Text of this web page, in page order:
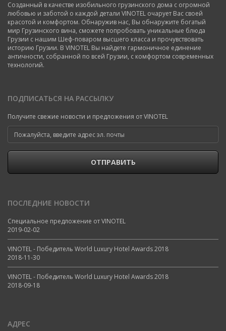
Созданный в качестве изобильного грузинского дома с огромной
любовью и заботой о каждой детали VINOTEL очарует Вас своей
красотой и комфортом. Обнаружив нас, Вы обнаружите богатый
мир Грузинского вина, сможете попробовать уникальные блюда
Грузии с нашим Шеф-поваром высшего класса и прочувствовать
историю Грузии. В VINOTEL Вы найдете гармоничное единение
античности, собранной по всей Грузии, с комфортом современных
технологий.
ПОДПИСАТЬСЯ НА РАССЫЛКУ
Получите свежие новости и предложения от VINOTEL
ОТПРАВИТЬ
ПОСЛЕДНИЕ НОВОСТИ
Специальное предложение от VINOTEL
2019-02-02
VINOTEL - Победитель World Luxury Hotel Awards 2018
2018-11-30
VINOTEL - Победитель World Luxury Hotel Awards 2018
2018-09-18
АДРЕС